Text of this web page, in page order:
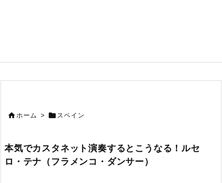
ホーム >  スペイン
本気でカスタネット演奏するとこうなる！ルセ
ロ・テナ（フラメンコ・ダンサー）